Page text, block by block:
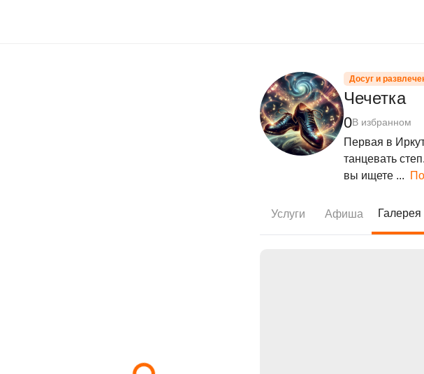
Досуг и
Чечетка
0В избранном
Первая в
танцевать
вы ищете ...
Услуги Афиша Галерея